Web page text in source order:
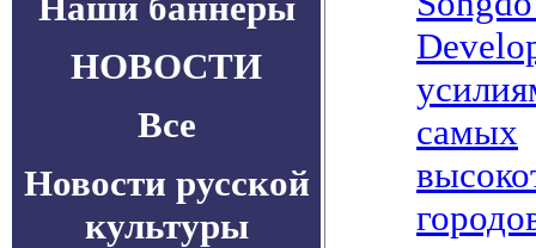
НОВОСТИ
Все
Новости русской
культуры
самых